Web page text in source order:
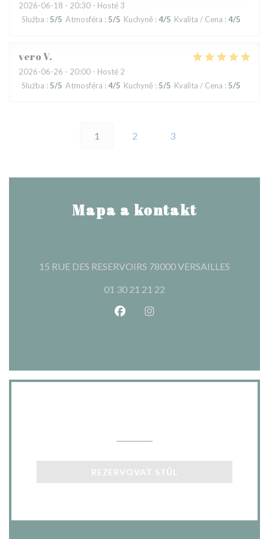
2026-06-18 - 20:30 - Hosté 3
Služba : 5/5 Atmosféra : 5/5 Kuchyně : 4/5 Kvalita / Cena : 4/5
veroV
2026-06-26 - 20:00 - Hosté 2
Služba : 5/5 Atmosféra : 4/5 Kuchyně : 5/5 Kvalita / Cena : 5/5
1 2 3
Mapa a kontakt
15 RUE DES RESERVOIRS 78000 VERSAILLES
01 30 21 21 22
Facebook ((otevře se v novém
Instagram ((otevře se v
REZERVOVAT STŮL